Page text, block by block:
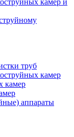
камер и
труб
камер
камер
аппараты